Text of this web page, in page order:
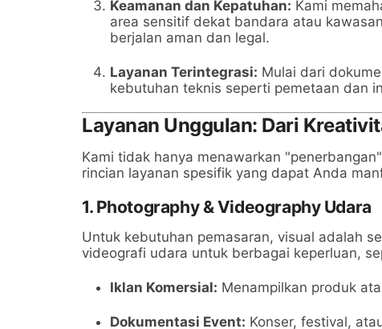
Keamanan dan Kepatuhan: Kami
area sensitif dekat bandara atau
berjalan aman dan legal.
Layanan Terintegrasi: Mulai dari
kebutuhan teknis seperti pemetaan dan
Layanan Unggulan: Dari
Kami tidak hanya menawarkan
rincian layanan spesifik yang dapat Anda
1. Photography & Videography Udara
Untuk kebutuhan pemasaran, visual adalah
videografi udara untuk berbagai keperluan,
Iklan Komersial: Menampilkan produk
Dokumentasi Event: Konser, festival,